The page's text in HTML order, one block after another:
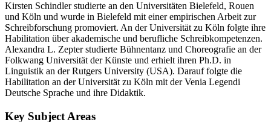
Kirsten Schindler studierte an den Universitäten Bielefeld, Rouen
und Köln und wurde in Bielefeld mit einer empirischen Arbeit zur
Schreibforschung promoviert. An der Universität zu Köln folgte ihre
Habilitation über akademische und berufliche Schreibkompetenzen.
Alexandra L. Zepter studierte Bühnentanz und Choreografie an der
Folkwang Universität der Künste und erhielt ihren Ph.D. in
Linguistik an der Rutgers University (USA). Darauf folgte die
Habilitation an der Universität zu Köln mit der Venia Legendi
Deutsche Sprache und ihre Didaktik.
Key Subject Areas